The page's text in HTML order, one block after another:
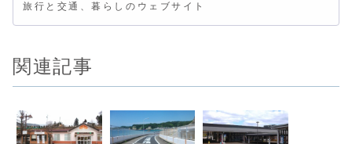
旅行と交通、暮らしのウェブサイト
関連記事